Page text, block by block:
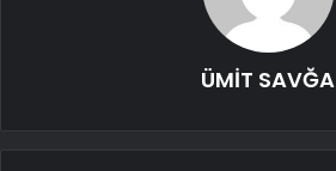
ÜMİT SAVĞA